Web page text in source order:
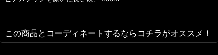
この商品とコーディネートするならコチラがオススメ！